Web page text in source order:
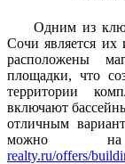
Одним из
Сочи является их
расположены
площадки, что
территории
включают
отличным
можно
realty.ru/offers/